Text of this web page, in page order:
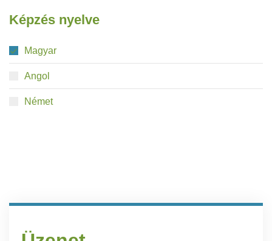
Képzés nyelve
Magyar
Angol
Német